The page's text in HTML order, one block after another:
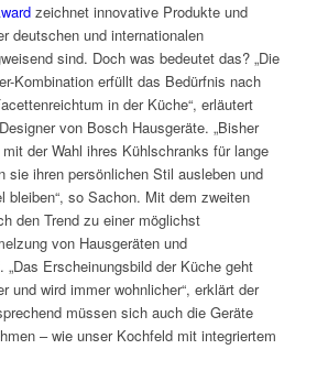
zeichnet innovative Produkte und
deutschen und internationalen
sind. Doch was bedeutet das? „Die
Kombination erfüllt das Bedürfnis nach
in der Küche“, erläutert
von Bosch Hausgeräte. „Bisher
der Wahl ihres Kühlschranks für lange
sie ihren persönlichen Stil ausleben und
bleiben“, so Sachon. Mit dem zweiten
den Trend zu einer möglichst
von Hausgeräten und
„Das Erscheinungsbild der Küche geht
und wird immer wohnlicher“, erklärt der
müssen sich auch die Geräte
– wie unser Kochfeld mit integriertem